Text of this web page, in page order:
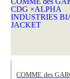
COMME des